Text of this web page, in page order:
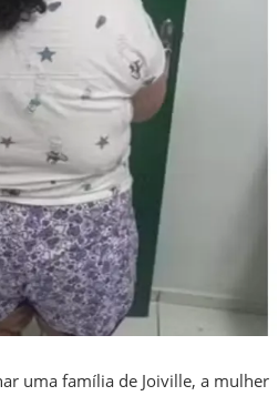
uma família de Joiville, a mulher